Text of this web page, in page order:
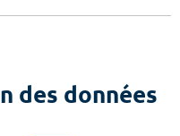
des données